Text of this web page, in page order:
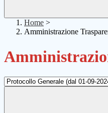
Home >
Amministrazione